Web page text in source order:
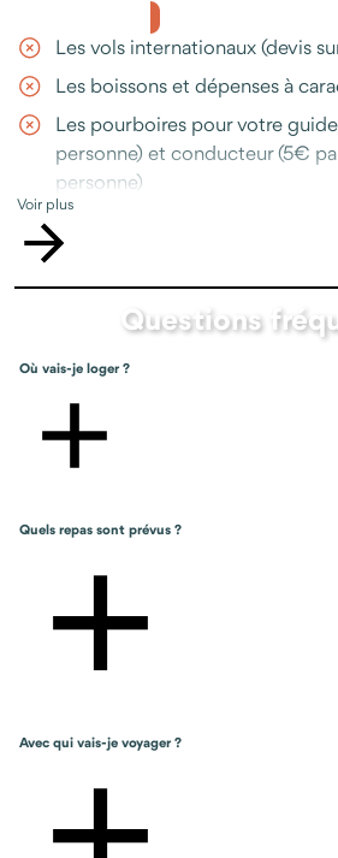
toute la durée du voyage
Les droits d’entrée sur les sites
mentionnées dans le
L'assistance Odysway en cas de
disponible avant et pendant
Whatsapp, e-mail)
Les vols internationaux (devis
Les boissons et dépenses à
Les pourboires pour votre
personne) et conducteur (5€
personne)
(recommandée)
Toutes les prestations non-
programme
Voir plus
Questions
Où vais-je loger ?
Quels repas sont prévus ?
Avec qui vais-je voyager ?